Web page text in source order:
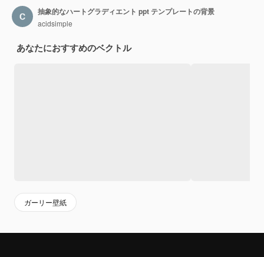
抽象的なハートグラディエント ppt テンプレートの背景
acidsimple
あなたにおすすめのベクトル
ガーリー壁紙